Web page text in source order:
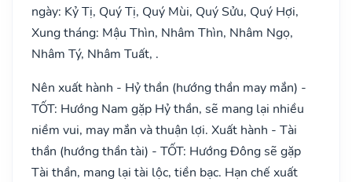
ngày: Kỷ Tị, Quý Tị, Quý Mùi, Quý Sửu, Quý Hợi,
Xung tháng: Mậu Thìn, Nhâm Thìn, Nhâm Ngọ,
Nhâm Tý, Nhâm Tuất, .
Nên xuất hành - Hỷ thần (hướng thần may mắn) -
TỐT: Hướng Nam gặp Hỷ thần, sẽ mang lại nhiều
niềm vui, may mắn và thuận lợi. Xuất hành - Tài
thần (hướng thần tài) - TỐT: Hướng Đông sẽ gặp
Tài thần, mang lại tài lộc, tiền bạc. Hạn chế xuất